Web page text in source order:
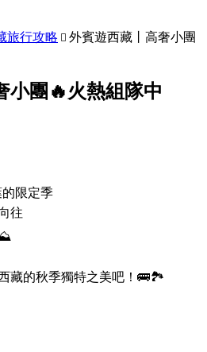
旅行攻略  外賓遊西藏丨高奢小團
小團🔥火熱組隊中
限定季
往
⛰️
藏的秋季獨特之美吧！🚌🏞️